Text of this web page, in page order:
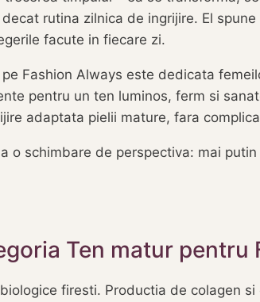
rutina zilnica de ingrijire. El
facute in fiecare zi.
Fashion Always este dedicata
pentru un ten luminos, ferm si
adaptata pielii mature, fara
o schimbare de perspectiva: mai
Ten matur pentru
firesti. Productia de colagen